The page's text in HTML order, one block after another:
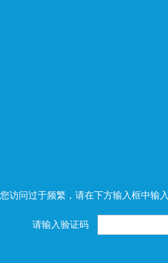
访问过于频繁，请在下方输入框中输入
请输入验证码